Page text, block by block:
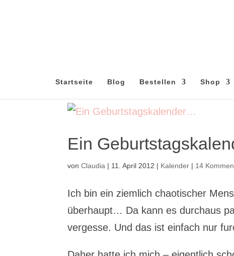
Startseite Blog Bestellen Shop
Ein
vonClaudia | 11. April 2012 | Kalender | 14
Ich bin ein ziemlich chaotischer
überhaupt… Da kann es durchaus
vergesse. Und das ist einfach nur